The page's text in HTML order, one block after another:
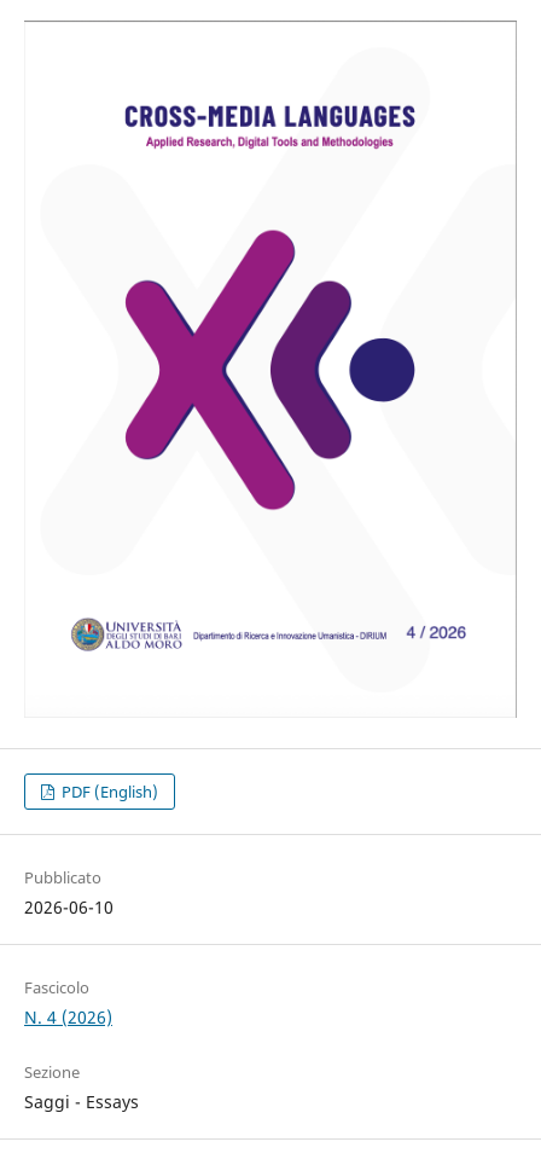
PDF (English)
Pubblicato
2026-06-10
Fascicolo
N. 4 (2026)
Sezione
Saggi - Essays